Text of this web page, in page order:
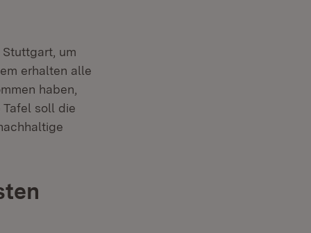
um
erhalten alle
haben,
Tafel soll die